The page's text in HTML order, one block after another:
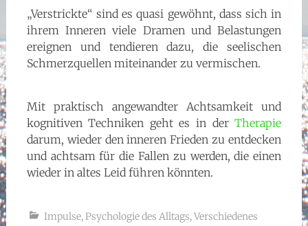
„Verstrickte“ sind es quasi gewöhnt, dass sich in
ihrem Inneren viele Dramen und Belastungen
ereignen und tendieren dazu, die seelischen
Schmerzquellen miteinander zu vermischen.
Mit praktisch angewandter Achtsamkeit und
kognitiven Techniken geht es in derTherapie
darum, wieder den inneren Frieden zu entdecken
und achtsam für die Fallen zu werden, die einen
wieder in altes Leid führen könnten.
Impulse,Psychologie des Alltags,Verschiedenes